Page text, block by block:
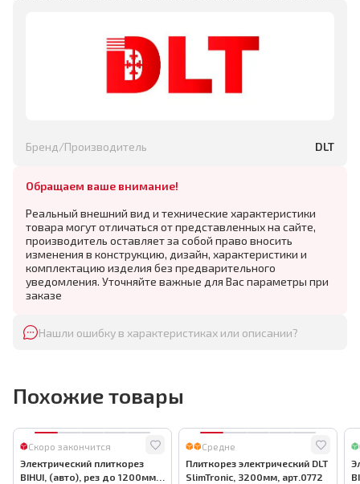
Бренд/Производитель DLT
Обращаем ваше внимание!
Реальный внешний вид и технические характеристики
товара могут отличаться от представленных на сайте,
производитель оставляет за собой право вносить
изменения в конструкцию, дизайн, характеристики и
комплектацию изделия без предварительного
уведомления. Уточняйте важные для Вас параметры при
заказе
Нашли ошибку в характеристиках или описании?
Похожие товары
Скоро закончится
Электрический плиткорез
BIHUI, (авто), рез до 1200мм,
Средне
Плиткорез электрический DLT
SlimTronic, 3200мм, арт.0772